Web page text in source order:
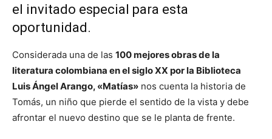
el invitado especial para esta
oportunidad.
Considerada una de las 100 mejores obras de la
literatura colombiana en el siglo XX por la Biblioteca
Luis Ángel Arango, «Matías» nos cuenta la historia de
Tomás, un niño que pierde el sentido de la vista y debe
afrontar el nuevo destino que se le planta de frente.